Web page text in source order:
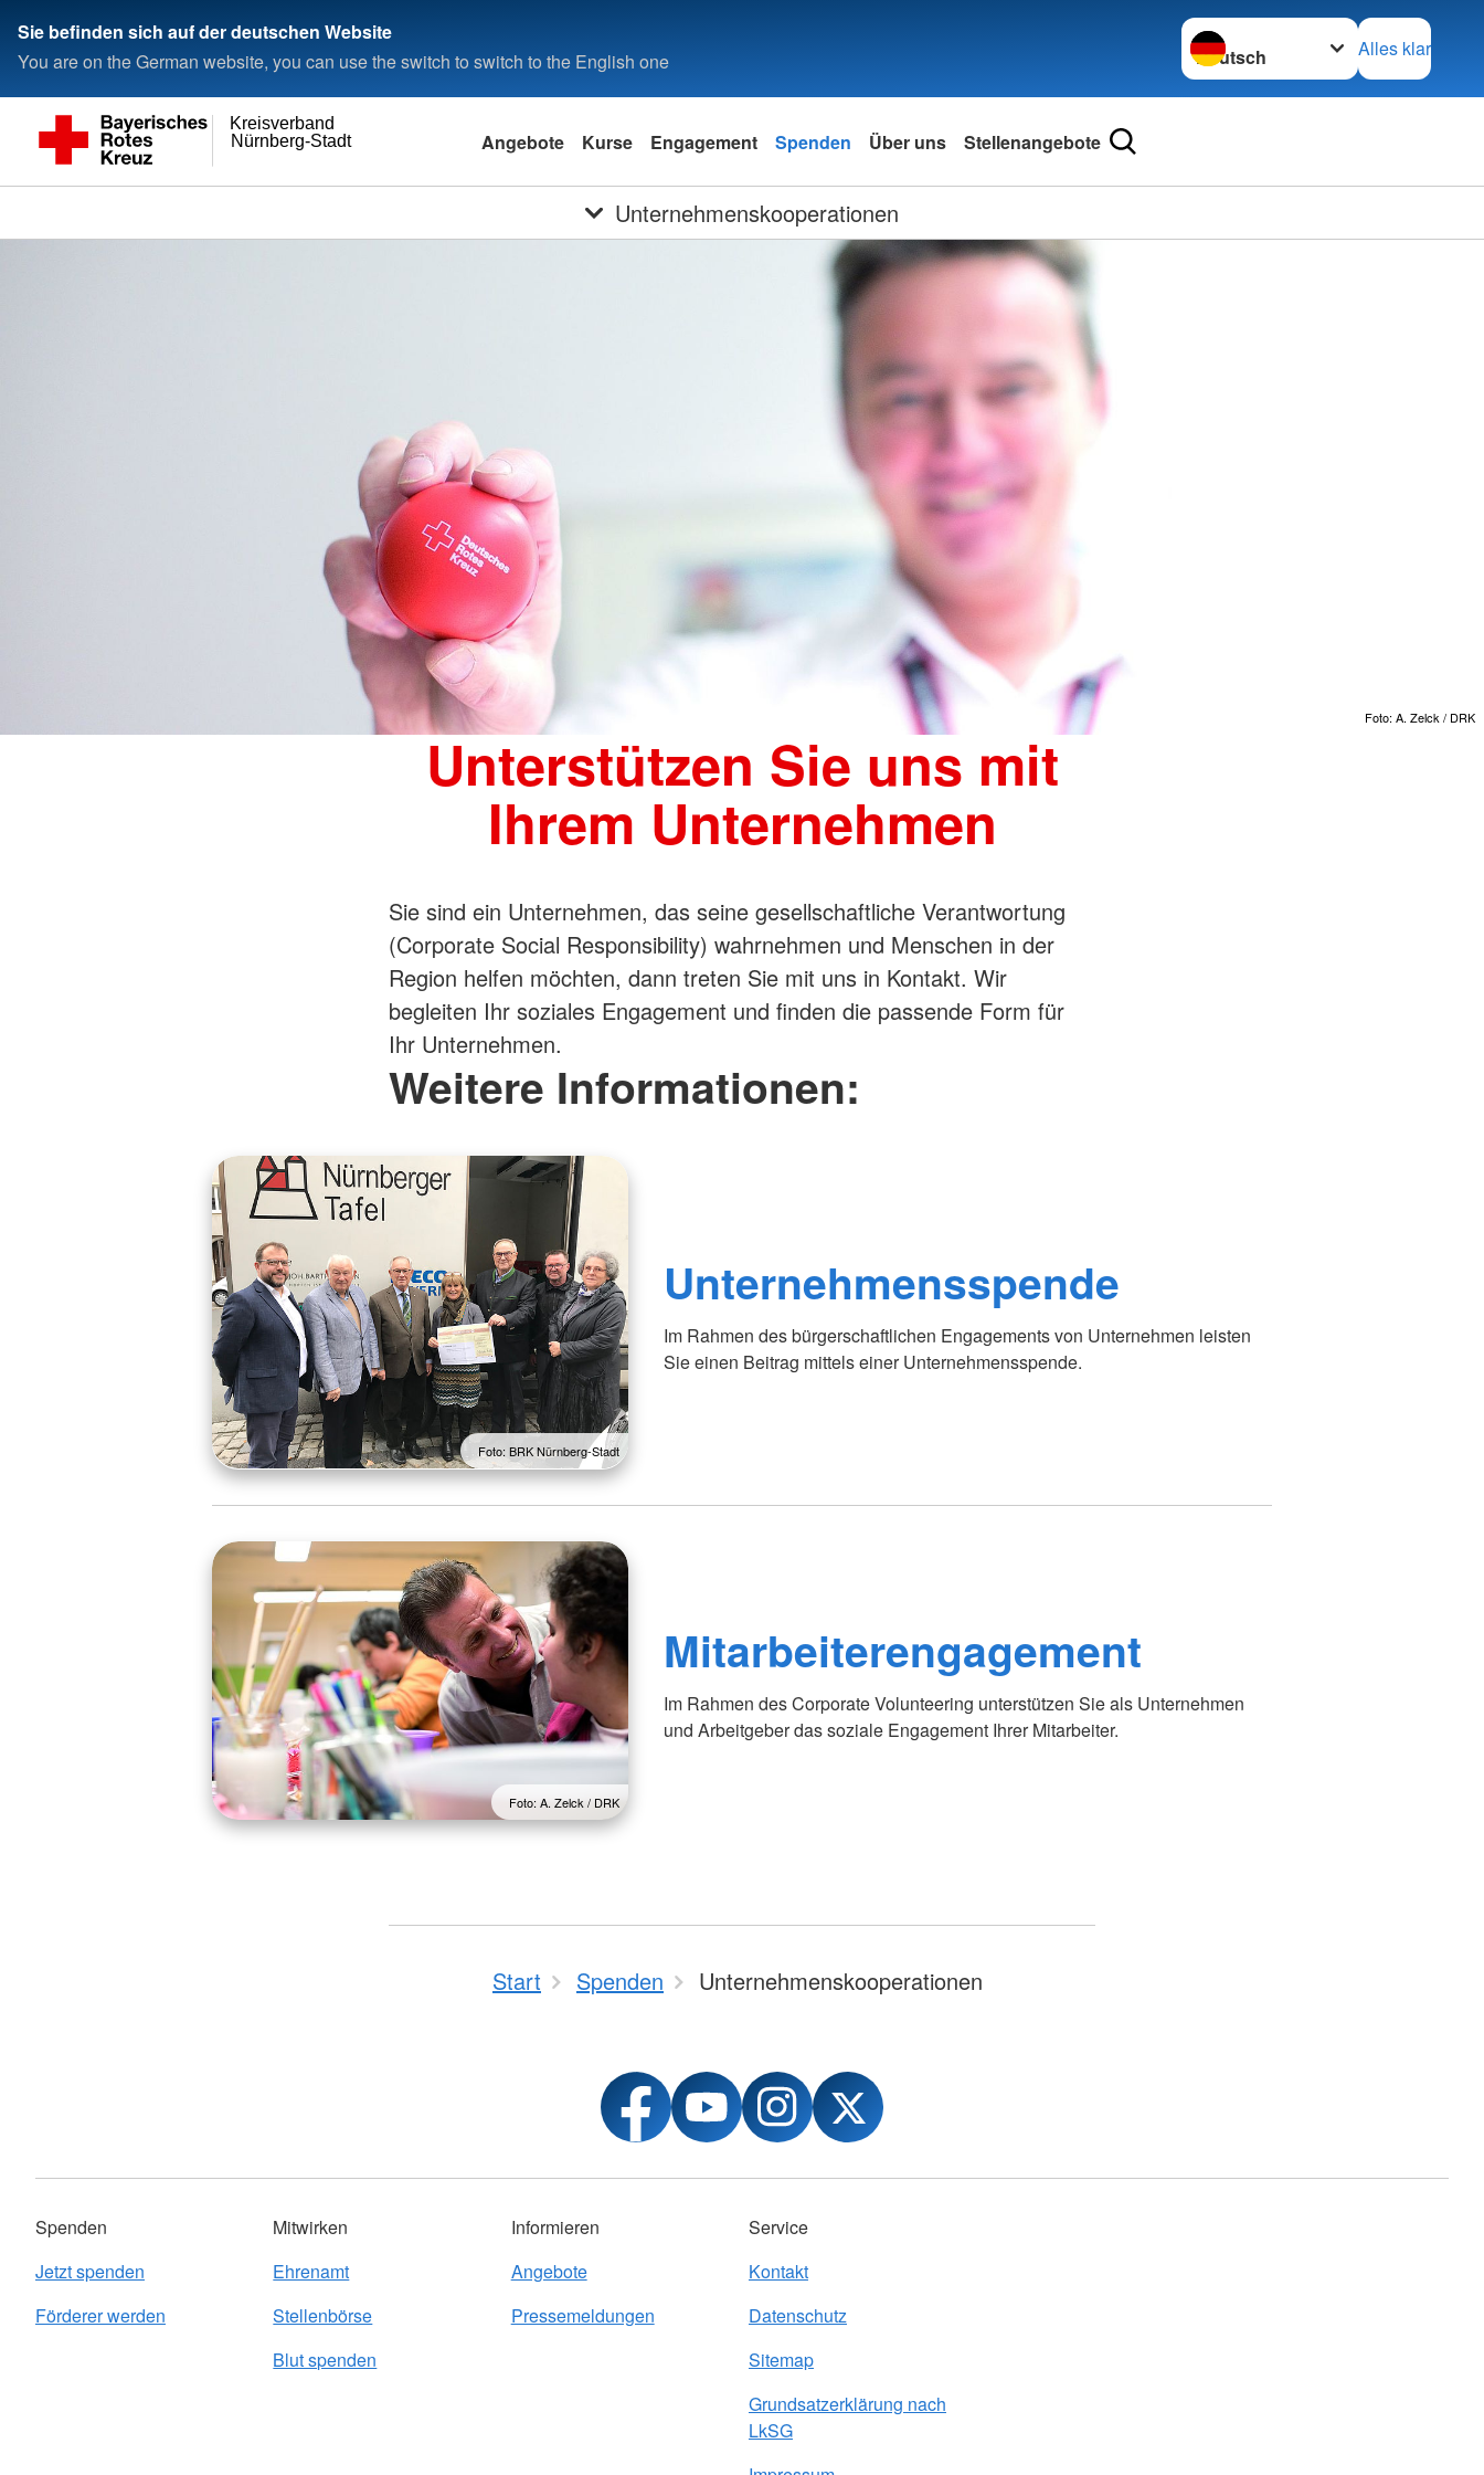
Sie befinden sich auf der deutschen Website
You are on the German website, you can use the switch to switch to the English one
Sprache wechseln zu
Alles klar
Nürnberg-Stadt
Kreisverband
Angebote Kurse Engagement Spenden Über uns Stellenangebote
Unternehmenskooperationen
Foto: A. Zelck / DRK
Unterstützen Sie uns mit
Ihrem Unternehmen
Sie sind ein Unternehmen, das seine gesellschaftliche Verantwortung
(Corporate Social Responsibility) wahrnehmen und Menschen in der
Region helfen möchten, dann treten Sie mit uns in Kontakt. Wir
begleiten Ihr soziales Engagement und finden die passende Form für
Ihr Unternehmen.
Weitere Informationen:
Foto: BRK Nürnberg-Stadt
Unternehmensspende
Im Rahmen des bürgerschaftlichen Engagements von Unternehmen leisten
Sie einen Beitrag mittels einer Unternehmensspende.
Foto: A. Zelck / DRK
Mitarbeiterengagement
Im Rahmen des Corporate Volunteering unterstützen Sie als Unternehmen
und Arbeitgeber das soziale Engagement Ihrer Mitarbeiter.
Start Spenden Unternehmenskooperationen
Spenden
Jetzt spenden
Förderer werden
Mitwirken
Ehrenamt
Stellenbörse
Blut spenden
Informieren
Angebote
Pressemeldungen
Service
Kontakt
Datenschutz
Sitemap
Grundsatzerklärung nach
LkSG